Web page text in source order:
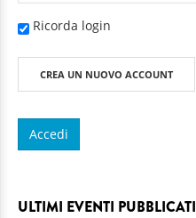
Ricorda login
CREA UN NUOVO ACCOUNT
ULTIMI EVENTI PUBBLICATI